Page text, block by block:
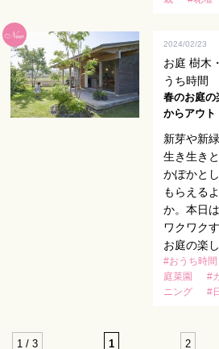
2024/02/23
お庭 樹木
うち時間
春のお庭の
からアウト
新芽や新
生き生き
かぽかと
もらえる
か。本日
ワクワク
お庭の楽
#おうち時間
庭菜園
#
ニング
#
1 / 3 1 2